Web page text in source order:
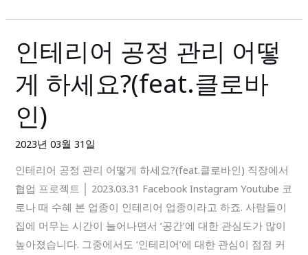
인테리어 공정 관리 어떻
게 하세요?(feat.클로바
인)
2023년 03월 31일
인테리어 공정 관리 어떻게 하세요?(feat.클로바인) 직장에서
협업 프로젝트 │ 2023.03.31 Facebook Instagram Youtube 코
로나 때 수혜 본 업종이 인테리어 업종이라고 하죠. 사람들이
집에 머무는 시간이 늘어나면서 ‘공간’에 대한 관심도가 많이
높아졌습니다. 그중에서도 ‘인테리어’에 대한 관심이 점점 커
인
테
리
공
리
어
떻
게
하